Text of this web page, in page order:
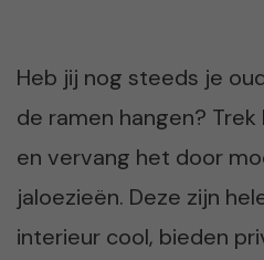
Heb jij nog steeds je
de ramen hangen?
en vervang het door
jaloezieën. Deze zijn
interieur cool, bieden